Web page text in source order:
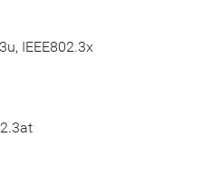
IEEE802.3x